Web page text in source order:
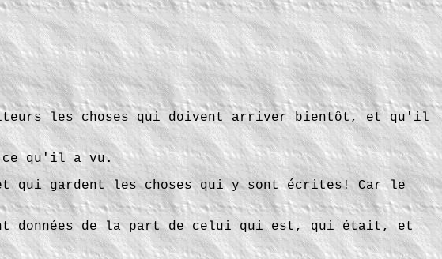
les choses qui doivent arriver bientôt, et qu'il
ce qu'il a vu.
qui gardent les choses qui y sont écrites! Car le
données de la part de celui qui est, qui était, et